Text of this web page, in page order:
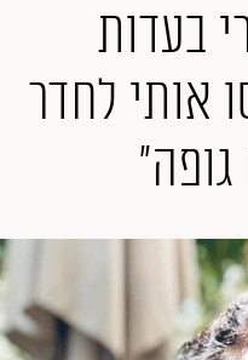
בעדות
אותי לחדר